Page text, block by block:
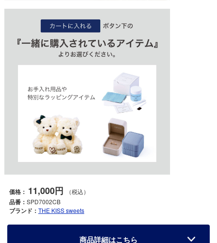
価格： 11,000円 （税込）
品番： SPD7002CB
ブランド： THE KISS sweets
商品詳細はこちら